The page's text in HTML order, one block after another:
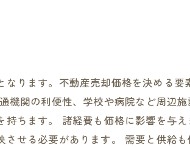
ります。不動産売却価格を決める
関の利便性、学校や病院など周辺
ちます。 諸経費も価格に影響を与
せる必要があります。 需要と供給